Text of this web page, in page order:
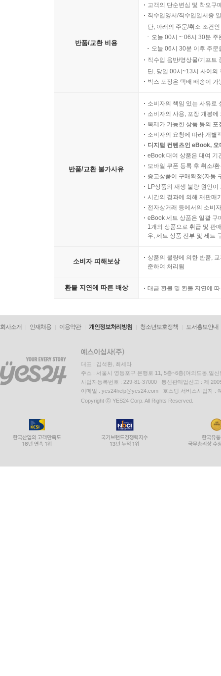
반품/교환 비용
고객의 단순변심 및 착오구
직수입양서/직수입일서중
단, 아래의 주문/취소 조건
오늘 00시 ~ 06시 30분
오늘 06시 30분 이후 주
직수입 음반/영상물/기프트
단, 당일 00시~13시 사이의
박스 포장은 택배 배송이
반품/교환 불가사유
소비자의 책임 있는 사유로
소비자의 사용, 포장 개봉
복제가 가능한 상품 등의
소비자의 요청에 따라 개별
디지털 컨텐츠인 eBook,
eBook 대여 상품은 대여 기
모바일 쿠폰 등록 후 취소/
중고상품이 구매확정(자동
LP상품의 재생 불량 원인
시간의 경과에 의해 재판매
전자상거래 등에서의 소비
eBook 세트 상품은 일괄 구
1개의 상품으로 취급 및 판
우, 세트 상품 전부 및 세트
소비자 피해보상
상품의 불량에 의한 반품,
준하여 처리됨
환불 지연에 따른 배상 대금 환불 및 환불 지연에
회사소개 인재채용 이용약관 개인정보처리방침 청소년보호정책 도서홍보안내
대표 : 김석환, 최세라
주소 : 서울시 영등포구 은행로 11, 5층~6층(여의도동,일신
사업자등록번호 : 229-81-37000 통신판매업신고 : 제
이메일 : yes24help@yes24.com 호스팅 서비스사업자 :
Copyright ⓒ YES24 Corp. All Rights Reserved.